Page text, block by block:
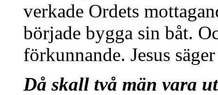
verkade Ordets
började bygga sin båt.
förkunnande. Jesus
Då skall två män vara